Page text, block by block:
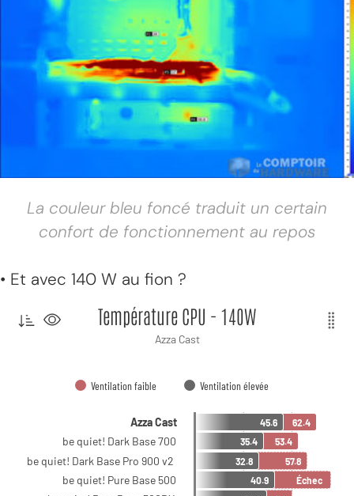
La couleur bleu foncé traduit un certain
confort de fonctionnement au repos
• Et avec 140 W au fion ?